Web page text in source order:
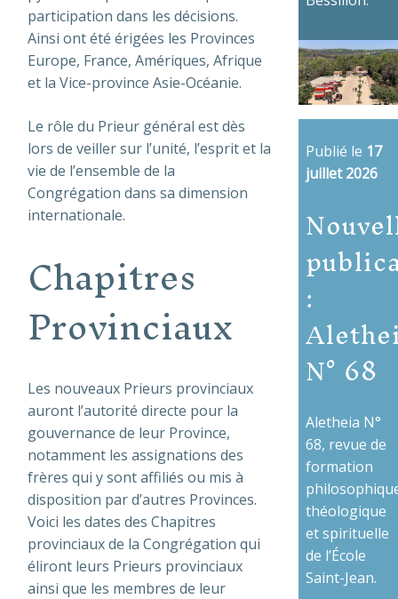
participation dans les décisions.
Ainsi ont été érigées les Provinces
Europe, France, Amériques, Afrique
et la Vice-province Asie-Océanie.
Le rôle du Prieur général est dès
lors de veiller sur l’unité, l’esprit et la
vie de l’ensemble de la
Congrégation dans sa dimension
internationale.
Chapitres
Provinciaux
Les nouveaux Prieurs provinciaux
auront l’autorité directe pour la
gouvernance de leur Province,
notamment les assignations des
frères qui y sont affiliés ou mis à
disposition par d’autres Provinces.
Voici les dates des Chapitres
provinciaux de la Congrégation qui
éliront leurs Prieurs provinciaux
ainsi que les membres de leur
Publié le 17
juillet 2026
:
N° 68
Aletheia N°
68, revue de
formation
théologique
et spirituelle
de l’École
Saint-Jean.